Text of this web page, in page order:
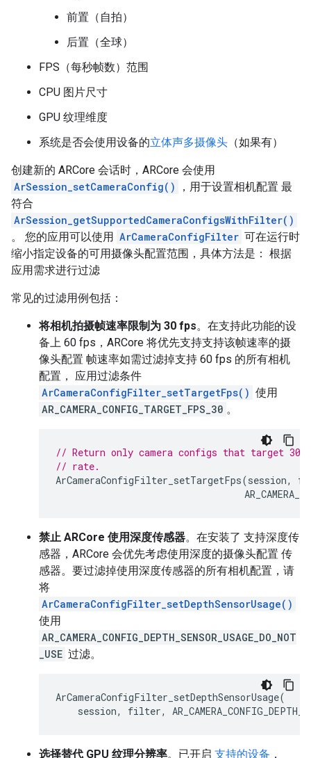
前置（自拍）
后置（全球）
FPS（每秒帧数）范围
CPU 图片尺寸
GPU 纹理维度
系统是否会使用设备的立体声多摄像头 （如果有）
创建新的 ARCore 会话时，ARCore 会使用
ArSession_setCameraConfig()
，用于设置相机配置 最
符合
ArSession_getSupportedCameraConfigsWithFilter()
。 您的应用可以使用 ArCameraConfigFilter 可在运行时
缩小指定设备的可用摄像头配置范围，具体方法是： 根据
应用需求进行过滤
常见的过滤用例包括：
将相机拍摄帧速率限制为 30 fps。在支持此功能的设
备上 60 fps，ARCore 将优先支持支持该帧速率的摄
像头配置 帧速率如需过滤掉支持 60 fps 的所有相机
配置， 应用过滤条件
ArCameraConfigFilter_setTargetFps() 使用
AR_CAMERA_CONFIG_TARGET_FPS_30 。
// Return only camera configs that target 30
// rate.
ArCameraConfigFilter_setTargetFps(session,
禁止 ARCore 使用深度传感器。在安装了 支持深度传
感器，ARCore 会优先考虑使用深度的摄像头配置 传
感器。要过滤掉使用深度传感器的所有相机配置，请
将
ArCameraConfigFilter_setDepthSensorUsage()
使用
AR_CAMERA_CONFIG_DEPTH_SENSOR_USAGE_DO_NOT
_USE 过滤。
ArCameraConfigFilter_setDepthSensorUsage(
session, filter,
选择替代 GPU 纹理分辨率。已开启 支持的设备 ，